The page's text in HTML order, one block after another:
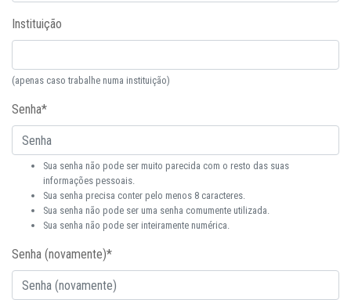
Instituição
(apenas caso trabalhe numa instituição)
Senha*
Sua senha não pode ser muito parecida com o resto das suas
informações pessoais.
Sua senha precisa conter pelo menos 8 caracteres.
Sua senha não pode ser uma senha comumente utilizada.
Sua senha não pode ser inteiramente numérica.
Senha (novamente)*